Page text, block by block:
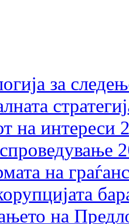
за
на интереси
на
на